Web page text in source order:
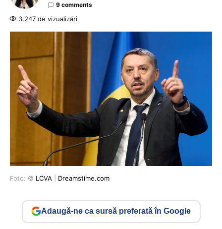
9 comments
3.247 de vizualizări
Foto: © LCVA Dreamstime.com
Adaugă-ne ca sursă preferată în Google